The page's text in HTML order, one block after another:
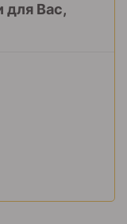
для Вас,